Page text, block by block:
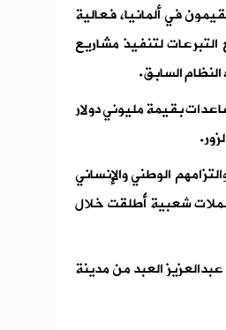
في ألمانيا، فعالية
لتنفيذ مشاريع
السابق.
بقيمة مليوني دولار
الوطني والإنساني
حملات شعبية أُطلقت خلال
العبد من مدينة